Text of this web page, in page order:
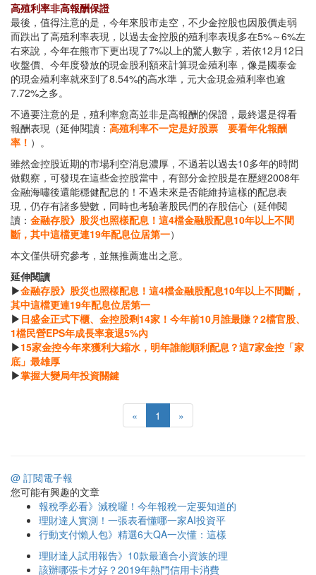
高殖利率非高報酬保證
最後，值得注意的是，今年來股市走空，不少金控股也因股價走弱
而跌出了高殖利率表現，以過去金控股的殖利率表現多在5%～6%左
右來說，今年在熊市下更出現了7%以上的驚人數字，若依12月12日
收盤價、今年度發放的現金股利額來計算現金殖利率，像是國泰金
的現金殖利率就來到了8.54%的高水準，元大金現金殖利率也逾
7.72%之多。
不過要注意的是，殖利率愈高並非是高報酬的保證，最終還是得看
報酬表現（延伸閱讀： 高殖利率不一定是好股票 要看年化報酬
率！ ）。
雖然金控股近期的市場利空消息濃厚，不過若以過去10多年的時間
做觀察，可發現在這些金控股當中，有部分金控股是在歷經2008年
金融海嘯後還能穩健配息的！不過未來是否能維持這樣的配息表
現，仍存有諸多變數，同時也考驗著股民們的存股信心（延伸閱
讀： 金融存股》股災也照樣配息！這4檔金融股配息10年以上不間
斷，其中這檔更連19年配息位居第一）
本文僅供研究參考，並無推薦進出之意。
延伸閱讀
▶金融存股》股災也照樣配息！這4檔金融股配息10年以上不間斷，
其中這檔更連19年配息位居第一
▶ 日盛金正式下櫃、金控股剩14家！今年前10月誰最賺？2檔官股、
1檔民營EPS年成長率衰退5%內
▶15家金控今年來獲利大縮水，明年誰能順利配息？這7家金控「家
底」最雄厚
▶掌握大變局年投資關鍵
« 1 »
@ 訂閱電子報
您可能有興趣的文章
報稅季必看》減稅囉！今年報稅一定要知道的
理財達人實測！一張表看懂哪一家AI投資平
行動支付懶人包》精選6大QA一次懂：這樣
理財達人試用報告》10款最適合小資族的理
該辦哪張卡才好？2019年熱門信用卡消費